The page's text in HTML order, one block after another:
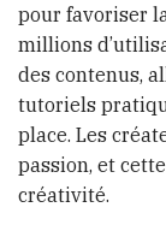
pour favoriser
millions
des contenus,
tutoriels
place. Les
passion, et
créativité.